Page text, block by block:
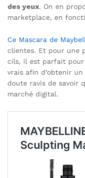
des yeux. On en
marketplace, en
Ce Mascara de
clientes. Et pour une
cils, il est parfait
vrais afin d’obtenir
doute ravis de savoir
marché digital.